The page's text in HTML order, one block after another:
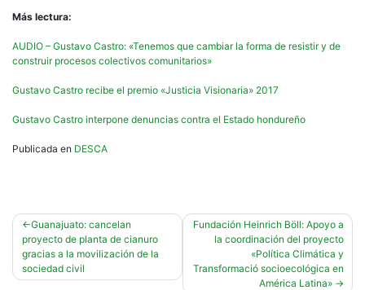
Más lectura:
AUDIO – Gustavo Castro: «Tenemos que cambiar la forma de resistir y de
construir procesos colectivos comunitarios»
Gustavo Castro recibe el premio «Justicia Visionaria» 2017
Gustavo Castro interpone denuncias contra el Estado hondureño
Publicada en DESCA
Navegación
de
entradas
Guanajuato: cancelan
proyecto de planta de cianuro
gracias a la movilización de la
sociedad civil
Fundación Heinrich Böll: Apoyo a
la coordinación del proyecto
«Política Climática y
Transformació socioecológica en
América Latina»